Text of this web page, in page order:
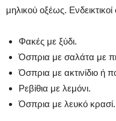
μηλικού οξέως.
Φακές με ξύδι.
Όσπρια με σαλάτα με
Όσπρια με ακτινίδιο ή
Ρεβίθια με λεμόνι.
Όσπρια με λευκό κρασί.